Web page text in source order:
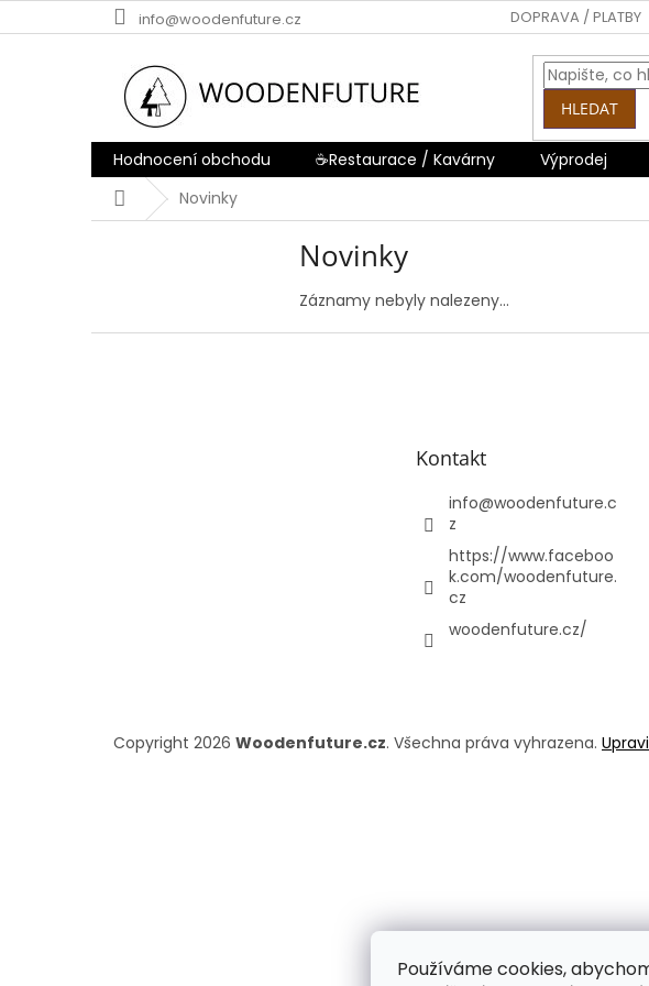
Používáme cookies,
na
info@woodenfuture.cz DOPRAVA / PLATBY
HLEDAT
Hodnocení obchodu ☕Restaurace / Kavárny Výprodej
DomůNovinky
Novinky
Záznamy nebyly nalezeny...
Kontakt
info@woodenfuture.c
z
https://www.faceboo
k.com/woodenfuture.
cz
woodenfuture.cz/
Copyright 2026 Woodenfuture.cz. Všechna práva vyhrazena.